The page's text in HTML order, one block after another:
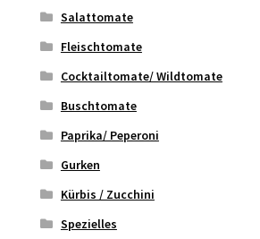
Salattomate
Fleischtomate
Cocktailtomate/ Wildtomate
Buschtomate
Paprika/ Peperoni
Gurken
Kürbis / Zucchini
Spezielles